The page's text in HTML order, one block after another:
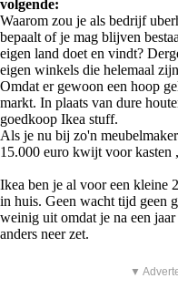
volgende:
Waarom zou je als bedrijf
bepaalt of je mag blijven
eigen land doet en vindt?
eigen winkels die helemaal
Omdat er gewoon een hoop
markt. In plaats van dure
goedkoop Ikea stuff.
Als je nu bij zo'n
15.000 euro kwijt voor kasten
Ikea ben je al voor een kleine
in huis. Geen wacht tijd geen
weinig uit omdat je na een
anders neer zet.
▼